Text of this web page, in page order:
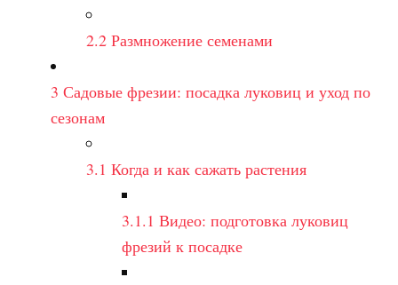
2.2 Размножение семенами
3 Садовые фрезии: посадка луковиц и уход по
сезонам
3.1 Когда и как сажать растения
3.1.1 Видео: подготовка луковиц
фрезий к посадке